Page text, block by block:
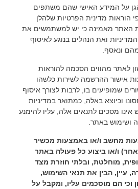
על המידע האישי שהם משתפים
הוראות מדינית הפרטיות שלהלן
האתר מאמינה כי יש למשתמשים את
ואת הנהלים בנוגע לאיסוף
ונאסף.
לאתר מהווים הסכמה להוראות
אישור ההרשמה לשירות כלשהו
שמופיעים בו, לרבות לצורך איסוף
וכיוצא באלה, כמתואר במדיניות
מסכים לתנאים אלה, עליו להימנע
ושימוש באתר.
מחשב ו/או באמצעות מכשיר
ו/או ביצוע כל פעולה באתר
מוחלטת, ובלתי חוזרת מצד
עיין, הבין את תנאי השימוש,
וכי הם מוסכמים עליו, ומקבל על